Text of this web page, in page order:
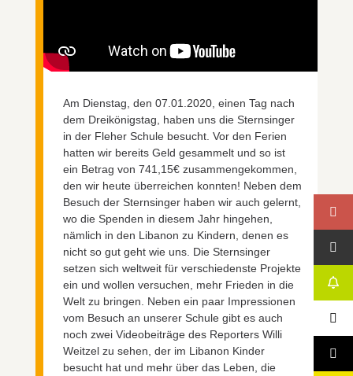
Am Dienstag, den 07.01.2020, einen Tag nach
dem Dreikönigstag, haben uns die Sternsinger
in der Fleher Schule besucht. Vor den Ferien
hatten wir bereits Geld gesammelt und so ist
ein Betrag von 741,15€ zusammengekommen,
den wir heute überreichen konnten! Neben dem
Besuch der Sternsinger haben wir auch gelernt,
wo die Spenden in diesem Jahr hingehen,
nämlich in den Libanon zu Kindern, denen es
nicht so gut geht wie uns. Die Sternsinger
setzen sich weltweit für verschiedenste Projekte
ein und wollen versuchen, mehr Frieden in die
Welt zu bringen. Neben ein paar Impressionen
vom Besuch an unserer Schule gibt es auch
noch zwei Videobeiträge des Reporters Willi
Weitzel zu sehen, der im Libanon Kinder
besucht hat und mehr über das Leben, die